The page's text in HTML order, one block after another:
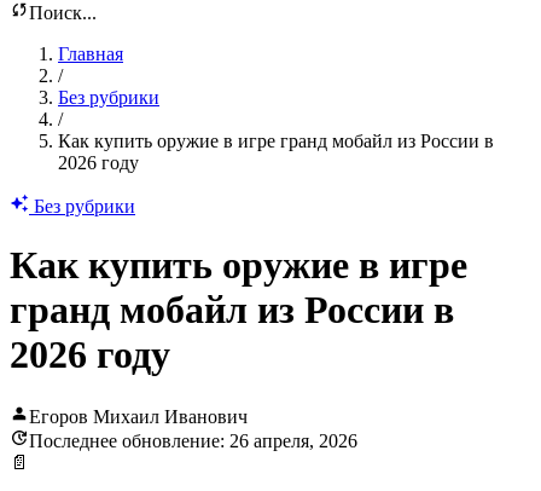
Поиск...
Главная
/
Без рубрики
/
Как купить оружие в игре гранд мобайл из России в
2026 году
Без рубрики
Как купить оружие в игре
гранд мобайл из России в
2026 году
Егоров Михаил Иванович
Последнее обновление: 26 апреля, 2026
📄